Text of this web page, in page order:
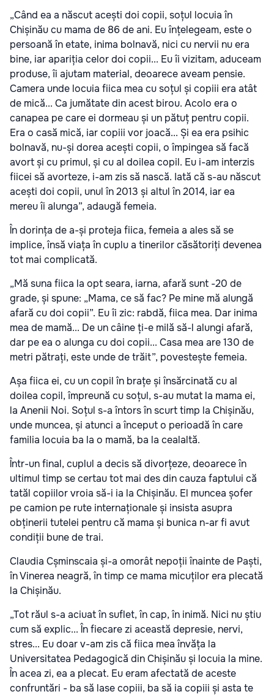
„Când ea a născut acești doi copii, soțul locuia în
Chișinău cu mama de 86 de ani. Eu înțelegeam, este o
persoană în etate, inima bolnavă, nici cu nervii nu era
bine, iar apariția celor doi copii... Eu îi vizitam, aduceam
produse, îi ajutam material, deoarece aveam pensie.
Camera unde locuia fiica mea cu soțul și copiii era atât
de mică... Ca jumătate din acest birou. Acolo era o
canapea pe care ei dormeau și un pătuț pentru copii.
Era o casă mică, iar copiii vor joacă... Și ea era psihic
bolnavă, nu-și dorea acești copii, o împingea să facă
avort și cu primul, și cu al doilea copil. Eu i-am interzis
fiicei să avorteze, i-am zis să nască. Iată că s-au născut
acești doi copii, unul în 2013 și altul în 2014, iar ea
mereu îi alunga”, adaugă femeia.
În dorința de a-și proteja fiica, femeia a ales să se
implice, însă viața în cuplu a tinerilor căsătoriți devenea
tot mai complicată.
„Mă suna fiica la opt seara, iarna, afară sunt -20 de
grade, și spune: „Mama, ce să fac? Pe mine mă alungă
afară cu doi copii”. Eu îi zic: rabdă, fiica mea. Dar inima
mea de mamă... De un câine ți-e milă să-l alungi afară,
dar pe ea o alunga cu doi copii... Casa mea are 130 de
metri pătrați, este unde de trăit”, povestește femeia.
Așa fiica ei, cu un copil în brațe și însărcinată cu al
doilea copil, împreună cu soțul, s-au mutat la mama ei,
la Anenii Noi. Soțul s-a întors în scurt timp la Chișinău,
unde muncea, și atunci a început o perioadă în care
familia locuia ba la o mamă, ba la cealaltă.
Într-un final, cuplul a decis să divorțeze, deoarece în
ultimul timp se certau tot mai des din cauza faptului că
tatăl copiilor vroia să-i ia la Chișinău. El muncea șofer
pe camion pe rute internaționale și insista asupra
obținerii tutelei pentru că mama și bunica n-ar fi avut
condiții bune de trai.
Claudia Cșminscaia și-a omorât nepoții înainte de Paști,
în Vinerea neagră, în timp ce mama micuților era plecată
la Chișinău.
„Tot răul s-a aciuat în suflet, în cap, în inimă. Nici nu știu
cum să explic... În fiecare zi această depresie, nervi,
stres... Eu doar v-am zis că fiica mea învăța la
Universitatea Pedagogică din Chișinău și locuia la mine.
În acea zi, ea a plecat. Eu eram afectată de aceste
confruntări - ba să lase copiii, ba să ia copiii și asta te